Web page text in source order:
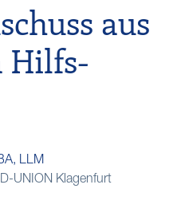
aus
Hilfs-
LLM
UNION Klagenfurt